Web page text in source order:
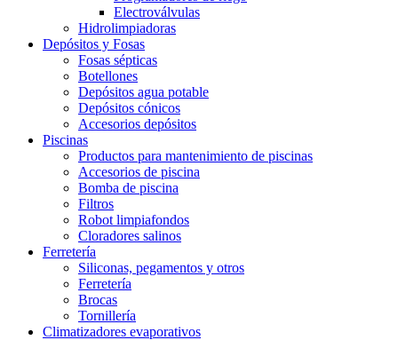
Electroválvulas
Hidrolimpiadoras
Depósitos y Fosas
Fosas sépticas
Botellones
Depósitos agua potable
Depósitos cónicos
Accesorios depósitos
Piscinas
Productos para mantenimiento de piscinas
Accesorios de piscina
Bomba de piscina
Filtros
Robot limpiafondos
Cloradores salinos
Ferretería
Siliconas, pegamentos y otros
Ferretería
Brocas
Tornillería
Climatizadores evaporativos